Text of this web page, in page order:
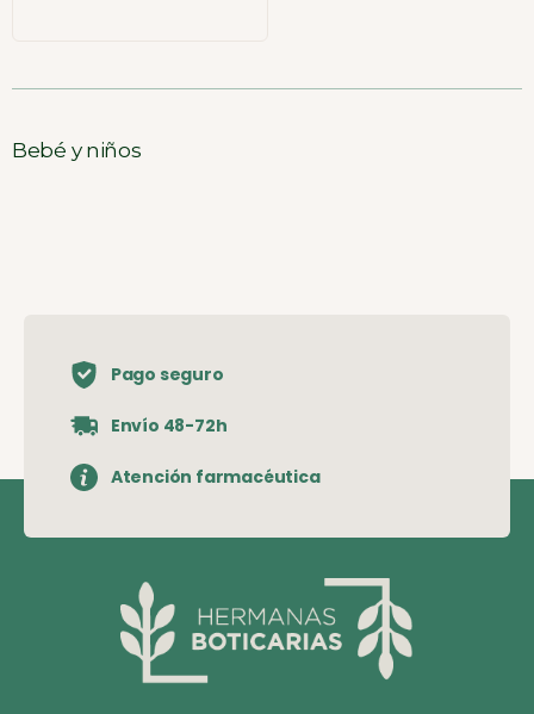
Bebé y niños
Pago seguro
Envío 48-72h
Atención farmacéutica